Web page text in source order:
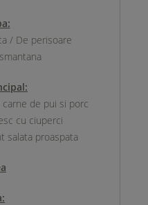
/ De perisoare
de pui si porc
cu ciuperci
salata proaspata